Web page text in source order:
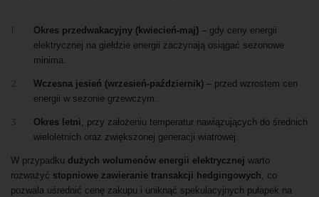
Okres przedwakacyjny (kwiecień-maj) – gdy ceny energii
elektrycznej na giełdzie energii zaczynają osiągać sezonowe
minima.
Wczesna jesień (wrzesień-październik) – przed wzrostem cen
energii w sezonie grzewczym.
Okres letni, przy założeniu temperatur nawiązujących do średnich
wieloletnich oraz zwiększonej generacji wiatrowej.
W przypadku dużych wolumenów energii elektrycznej warto
rozważyć stopniowe zawieranie transakcji hedgingowych, co
pozwala uśrednić cenę zakupu i uniknąć spekulacyjnych pułapek na